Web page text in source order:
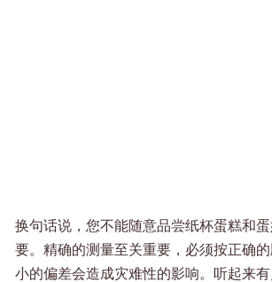
换句话说，您不能随意品尝纸杯蛋糕和
要。精确的测量至关重要，必须按正确的
小的偏差会造成灾难性的影响。听起来